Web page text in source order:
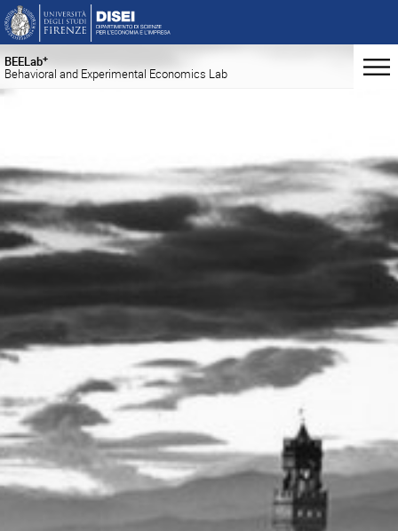
BEELab+
Behavioral and Experimental Economics Lab